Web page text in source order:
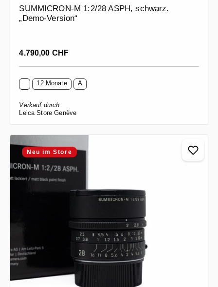
SUMMICRON-M 1:2/28 ASPH, schwarz.
„Demo-Version“
Regulärer Preis:
4.790,00 CHF
12 Monate A
Verkauf durch
Leica Store Genève
Neu im Store